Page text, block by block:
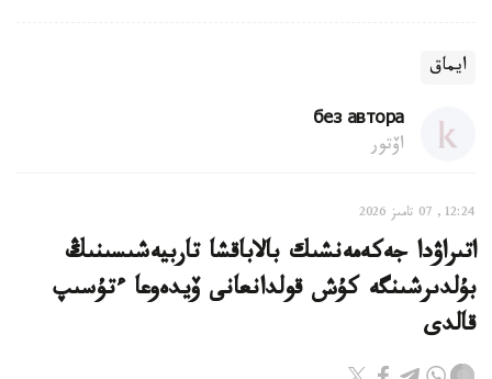
ايماق
без автора
اۆتور
12:24, 07 تامىز 2026
اتىراۋدا جەكەمەنشىك بالاباقشا تاربيەشىسىنىڭ
بۇلدىرشىنگە كۇش قولدانعانى ۆيدەوعا ءتۇسىپ
قالدى